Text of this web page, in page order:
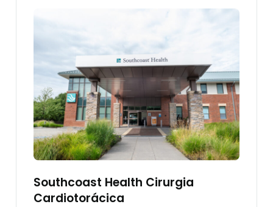
Southcoast Health Cirurgia
Cardiotorácica